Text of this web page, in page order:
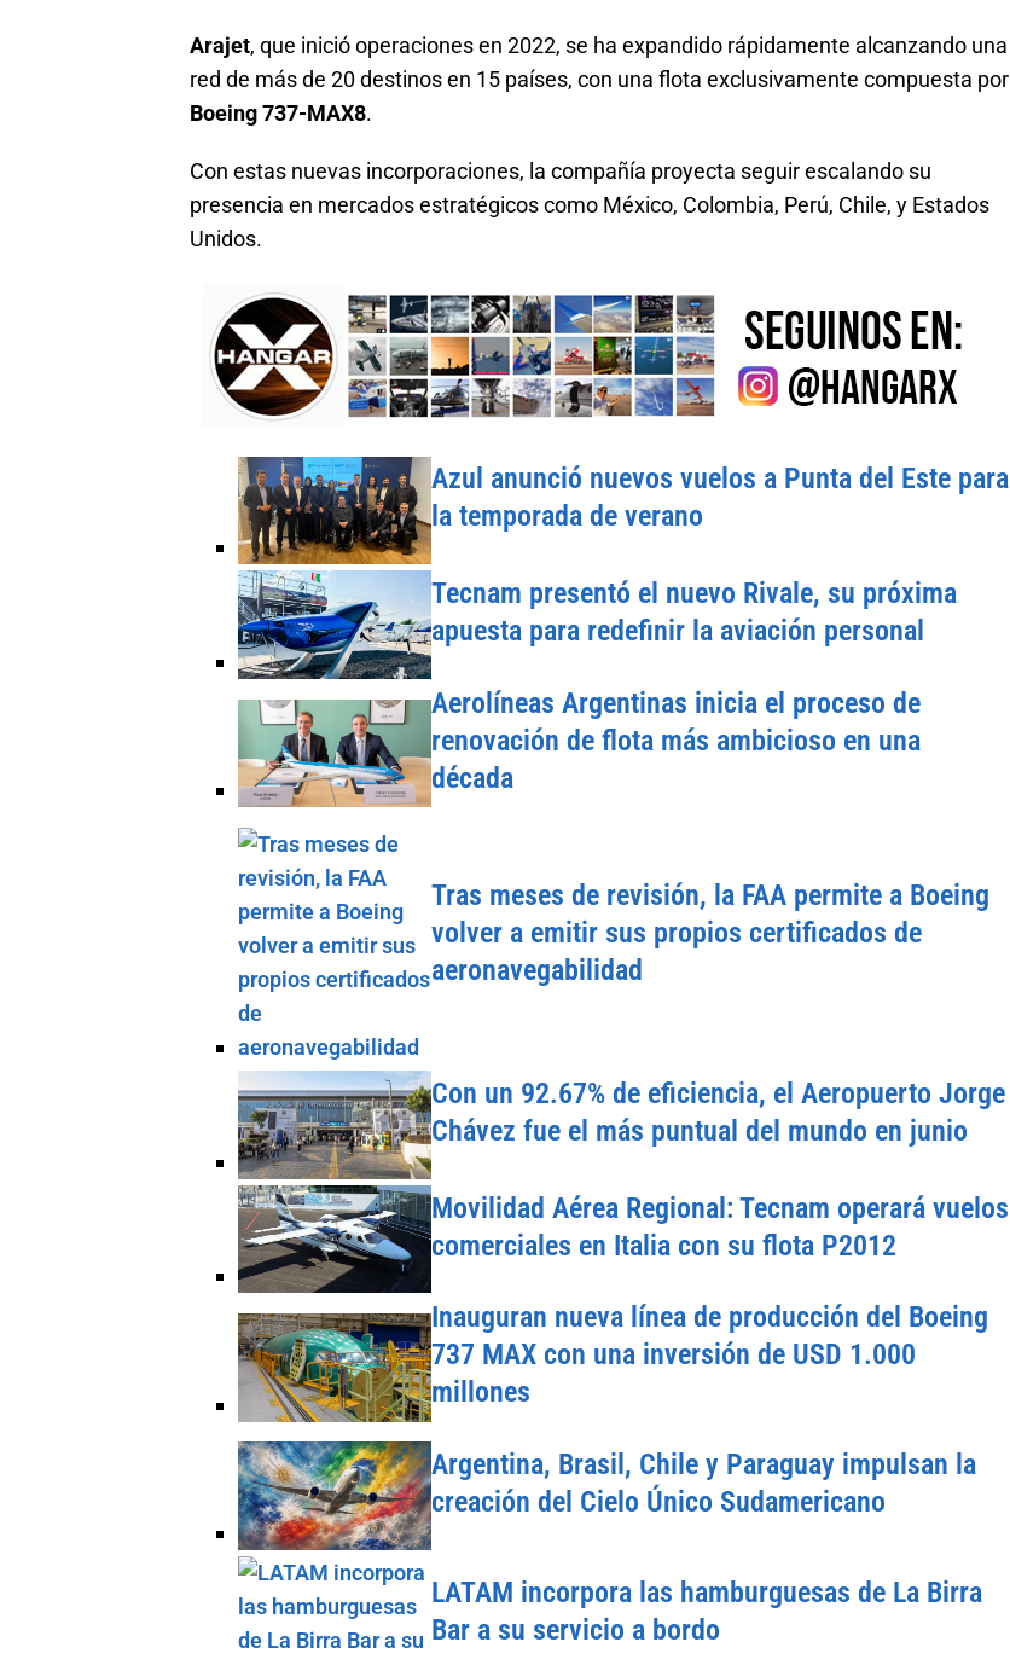
Arajet , que inició operaciones en 2022, se ha expandido rápidamente alcanzando una
red de más de 20 destinos en 15 países, con una flota exclusivamente compuesta por
Boeing 737-MAX8
Con estas nuevas incorporaciones, la compañía proyecta seguir escalando su
presencia en mercados estratégicos como México, Colombia, Perú, Chile, y Estados
Unidos.
Azul anunció nuevos vuelos a Punta del Este para
la temporada de verano
Tecnam presentó el nuevo Rivale, su próxima
apuesta para redefinir la aviación personal
Aerolíneas Argentinas inicia el proceso de
renovación de flota más ambicioso en una
década
Tras meses de revisión, la FAA permite a Boeing
volver a emitir sus propios certificados de
aeronavegabilidad
Con un 92.67% de eficiencia, el Aeropuerto Jorge
Chávez fue el más puntual del mundo en junio
Movilidad Aérea Regional: Tecnam operará vuelos
comerciales en Italia con su flota P2012
Inauguran nueva línea de producción del Boeing
737 MAX con una inversión de USD 1.000
millones
Argentina, Brasil, Chile y Paraguay impulsan la
creación del Cielo Único Sudamericano
LATAM incorpora las hamburguesas de La Birra
Bar a su servicio a bordo